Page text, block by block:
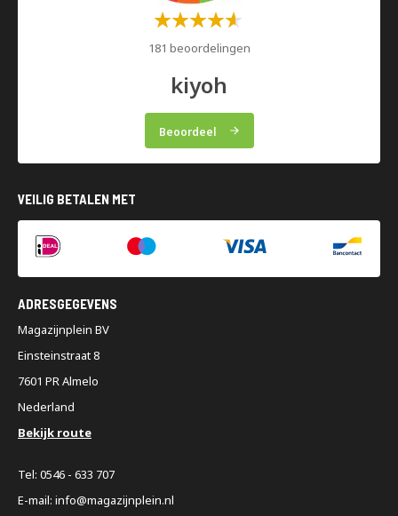
Waardering:
181 beoordelingen
kiyoh
Beoordeel
VEILIG BETALEN MET
ADRESGEGEVENS
Magazijnplein BV
Einsteinstraat 8
7601 PR Almelo
Nederland
Bekijk route
Tel: 0546 - 633 707
E-mail: info@magazijnplein.nl